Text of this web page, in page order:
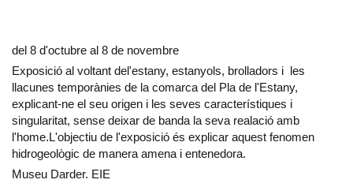
del 8 d'octubre al 8 de novembre
Exposició al voltant del'estany, estanyols, brolladors i les
llacunes temporànies de la comarca del Pla de l'Estany,
explicant-ne el seu origen i les seves característiques i
singularitat, sense deixar de banda la seva realació amb
l'home.L'objectiu de l'exposició és explicar aquest fenomen
hidrogeològic de manera amena i entenedora.
Museu Darder. EIE